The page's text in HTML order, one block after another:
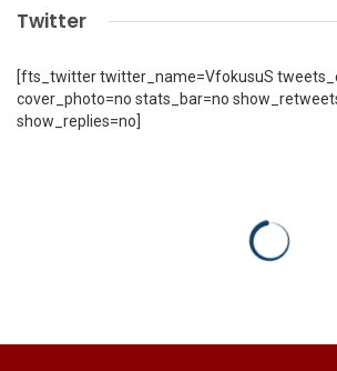
Twitter
[fts_twitter twitter_name=VfokusuS
cover_photo=no stats_bar=no
show_replies=no]